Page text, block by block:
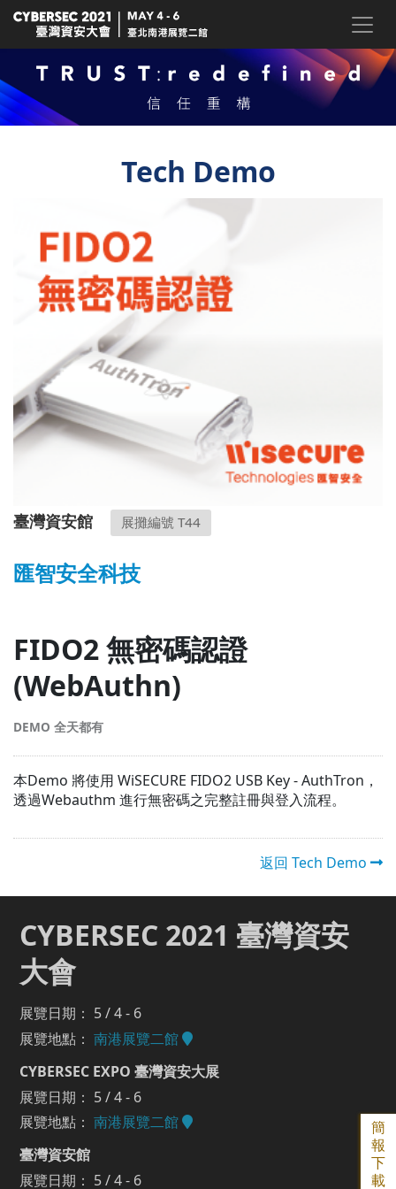
Tech Demo
臺灣資安館 展攤編號 T44
匯智安全科技
FIDO2 無密碼認證
(WebAuthn)
DEMO 全天都有
本Demo 將使用 WiSECURE FIDO2 USB Key - AuthTron，
透過Webauthm 進行無密碼之完整註冊與登入流程。
返回 Tech Demo
簡
報
下
載
CYBERSEC 2021 臺灣資安
大會
展覽日期： 5 / 4 - 6
展覽地點： 南港展覽二館
CYBERSEC EXPO 臺灣資安大展
展覽日期： 5 / 4 - 6
展覽地點： 南港展覽二館
臺灣資安館
展覽日期： 5 / 4 - 6